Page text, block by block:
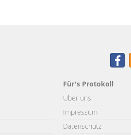
Für's Protokoll
Über uns
Impressum
Datenschutz